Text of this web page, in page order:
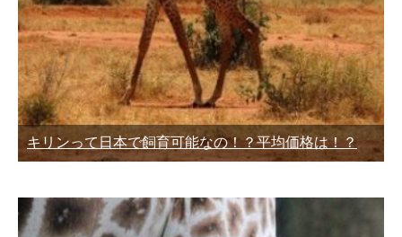
キリンって日本で飼育可能なの！？平均価格は！？